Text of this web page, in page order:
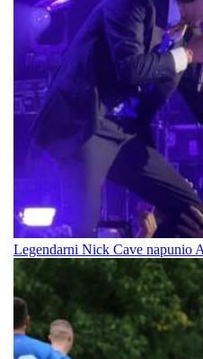
Legendarni Nick Cave napunio